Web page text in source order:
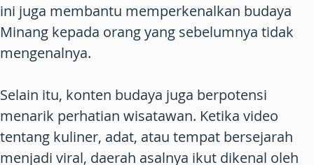
ini juga membantu memperkenalkan budaya
Minang kepada orang yang sebelumnya tidak
mengenalnya.
Selain itu, konten budaya juga berpotensi
menarik perhatian wisatawan. Ketika video
tentang kuliner, adat, atau tempat bersejarah
menjadi viral, daerah asalnya ikut dikenal oleh